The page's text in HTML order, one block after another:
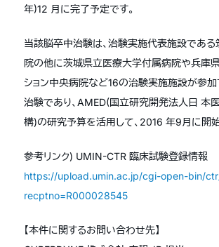
年)12 月に完了予定です。
当該脳卒中治験は、治験実施代表施設であ
院の他に茨城県立医療大学付属病院や兵庫
ション中央病院など16の治験実施施設が参
治験であり、AMED(国立研究開発法人日 本
構)の研究予算を活用して、2016 年9月に開始
参考リンク) UMIN-CTR 臨床試験登録情報
https://upload.umin.ac.jp/cgi-open-bin/
recptno=R000028545
【本件に関するお問い合わせ先】